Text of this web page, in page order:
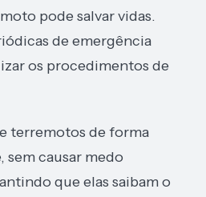
pode salvar vidas.
de emergência
os procedimentos de
terremotos de forma
sem causar medo
que elas saibam o